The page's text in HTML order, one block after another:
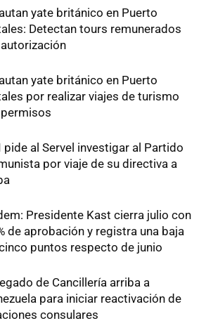
yate británico en Puerto
Detectan tours remunerados
yate británico en Puerto
por realizar viajes de turismo
pide al Servel investigar al Partido
por viaje de su directiva a
Presidente Kast cierra julio con
de aprobación y registra una baja
puntos respecto de junio
de Cancillería arriba a
para iniciar reactivación de
consulares